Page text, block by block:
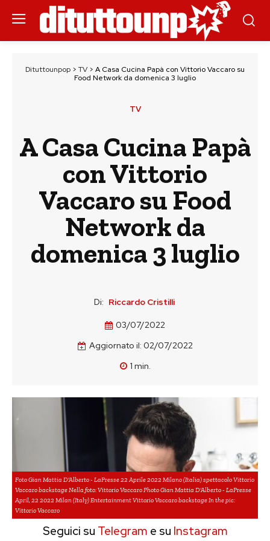
Dituttounpop > TV > A Casa Cucina Papà con Vittorio Vaccaro su
Food Network da domenica 3 luglio
TV
A Casa Cucina Papà
con Vittorio
Vaccaro su Food
Network da
domenica 3 luglio
Di: Riccardo Cristilli
03/07/2022
Aggiornato il: 02/07/2022
1 min.
Foto Gian Mattia D'Alberto - LaPresse 22 Aprile 2022 Milano (Italia) spettacolo Vittorio
Vaccaro backstage Nella foto: Vittorio Vaccaro Photo Gian Mattia D'Alberto - LaPresse
April, 22 2022 Milan (Italy) Entertainment Vittorio Vaccaro backstage In the pic:
Vittorio Vaccaro
Seguici su Telegram e su Instagram